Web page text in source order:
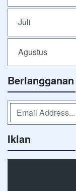
Juli
Agustus
Berlangganan
Iklan